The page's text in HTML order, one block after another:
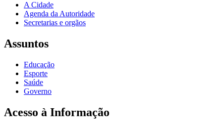
A Cidade
Agenda da Autoridade
Secretarias e orgãos
Assuntos
Educação
Esporte
Saúde
Governo
Acesso à Informação